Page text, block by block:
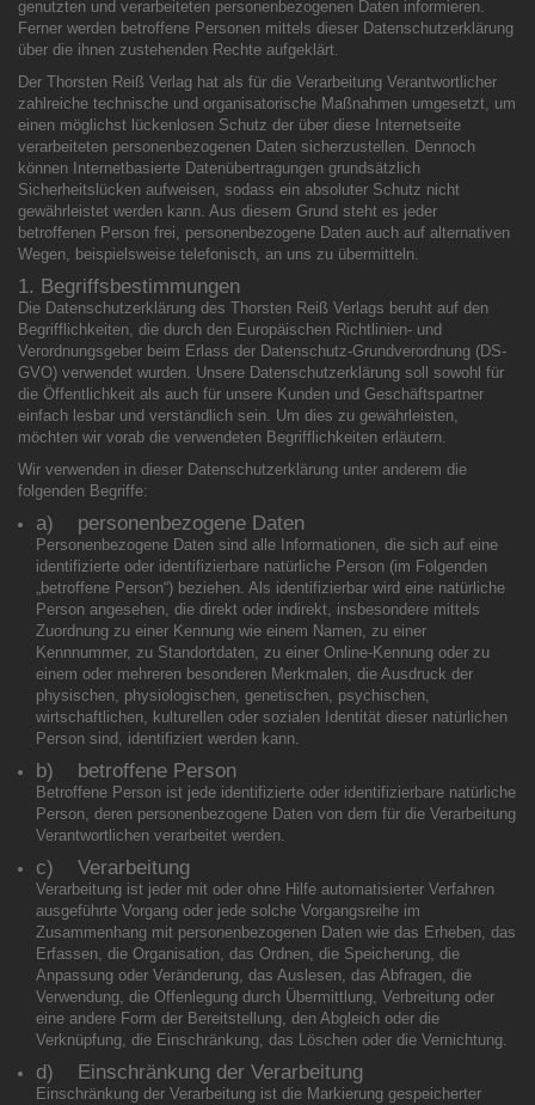
genutzten und verarbeiteten personenbezogenen Daten informieren.
Ferner werden betroffene Personen mittels dieser Datenschutzerklärung
über die ihnen zustehenden Rechte aufgeklärt.
Der Thorsten Reiß Verlag hat als für die Verarbeitung Verantwortlicher
zahlreiche technische und organisatorische Maßnahmen umgesetzt, um
einen möglichst lückenlosen Schutz der über diese Internetseite
verarbeiteten personenbezogenen Daten sicherzustellen. Dennoch
können Internetbasierte Datenübertragungen grundsätzlich
Sicherheitslücken aufweisen, sodass ein absoluter Schutz nicht
gewährleistet werden kann. Aus diesem Grund steht es jeder
betroffenen Person frei, personenbezogene Daten auch auf alternativen
Wegen, beispielsweise telefonisch, an uns zu übermitteln.
1. Begriffsbestimmungen
Die Datenschutzerklärung des Thorsten Reiß Verlags beruht auf den
Begrifflichkeiten, die durch den Europäischen Richtlinien- und
Verordnungsgeber beim Erlass der Datenschutz-Grundverordnung (DS-
GVO) verwendet wurden. Unsere Datenschutzerklärung soll sowohl für
die Öffentlichkeit als auch für unsere Kunden und Geschäftspartner
einfach lesbar und verständlich sein. Um dies zu gewährleisten,
möchten wir vorab die verwendeten Begrifflichkeiten erläutern.
Wir verwenden in dieser Datenschutzerklärung unter anderem die
folgenden Begriffe:
a) personenbezogene Daten
Personenbezogene Daten sind alle Informationen, die sich auf eine
identifizierte oder identifizierbare natürliche Person (im Folgenden
„betroffene Person“) beziehen. Als identifizierbar wird eine natürliche
Person angesehen, die direkt oder indirekt, insbesondere mittels
Zuordnung zu einer Kennung wie einem Namen, zu einer
Kennnummer, zu Standortdaten, zu einer Online-Kennung oder zu
einem oder mehreren besonderen Merkmalen, die Ausdruck der
physischen, physiologischen, genetischen, psychischen,
wirtschaftlichen, kulturellen oder sozialen Identität dieser natürlichen
Person sind, identifiziert werden kann.
b) betroffene Person
Betroffene Person ist jede identifizierte oder identifizierbare natürliche
Person, deren personenbezogene Daten von dem für die Verarbeitung
Verantwortlichen verarbeitet werden.
c) Verarbeitung
Verarbeitung ist jeder mit oder ohne Hilfe automatisierter Verfahren
ausgeführte Vorgang oder jede solche Vorgangsreihe im
Zusammenhang mit personenbezogenen Daten wie das Erheben, das
Erfassen, die Organisation, das Ordnen, die Speicherung, die
Anpassung oder Veränderung, das Auslesen, das Abfragen, die
Verwendung, die Offenlegung durch Übermittlung, Verbreitung oder
eine andere Form der Bereitstellung, den Abgleich oder die
Verknüpfung, die Einschränkung, das Löschen oder die Vernichtung.
d) Einschränkung der Verarbeitung
Einschränkung der Verarbeitung ist die Markierung gespeicherter